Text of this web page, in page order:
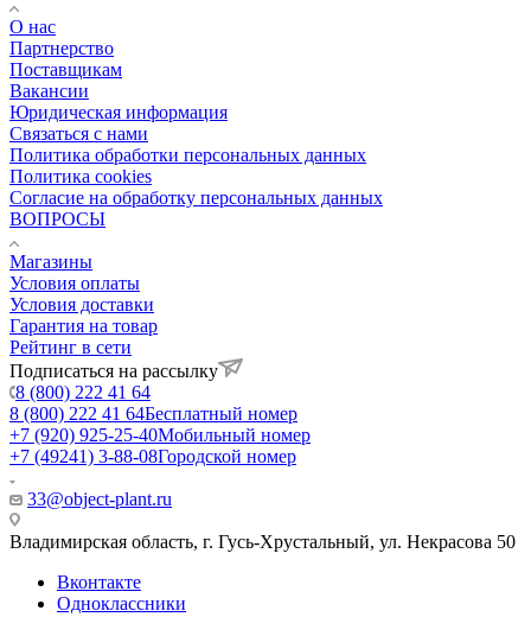
О нас
Партнерство
Поставщикам
Вакансии
Юридическая информация
Связаться с нами
Политика обработки персональных данных
Политика cookies
Согласие на обработку персональных данных
ВОПРОСЫ
Магазины
Условия оплаты
Условия доставки
Гарантия на товар
Рейтинг в сети
Подписаться на рассылку
8 (800) 222 41 64
8 (800) 222 41 64Бесплатный номер
+7 (920) 925-25-40Мобильный номер
+7 (49241) 3-88-08Городской номер
33@object-plant.ru
Владимирская область, г. Гусь-Хрустальный, ул. Некрасова 50
Вконтакте
Одноклассники